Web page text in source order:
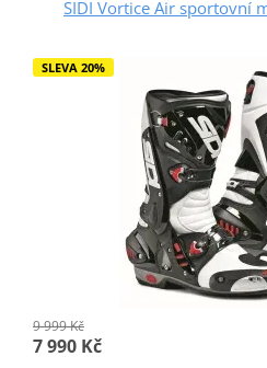
SIDI Vortice Air sportovní
SLEVA 20%
9 999 Kč
7 990 Kč